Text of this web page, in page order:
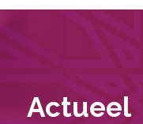
Actueel